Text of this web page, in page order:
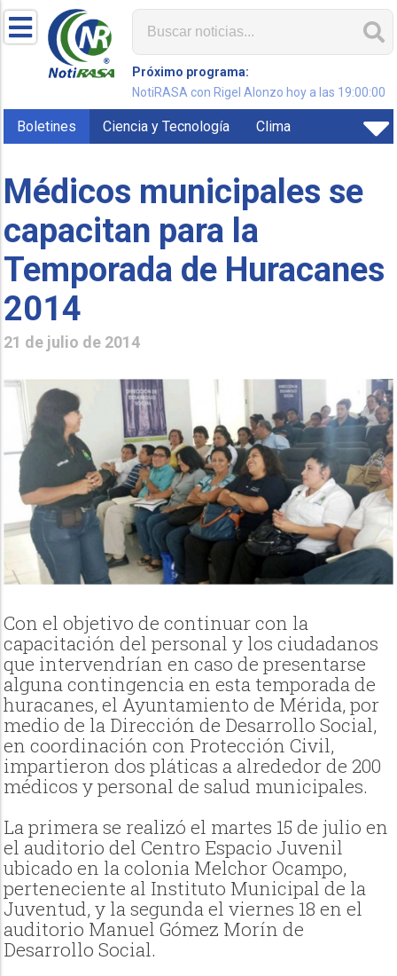
Próximo programa:
NotiRASA con Rigel Alonzo hoy a las 19:00:00
Boletines Ciencia y Tecnología Clima
Médicos municipales se
capacitan para la
Temporada de Huracanes
2014
21 de julio de 2014
Con el objetivo de continuar con la
capacitación del personal y los ciudadanos
que intervendrían en caso de presentarse
alguna contingencia en esta temporada de
huracanes, el Ayuntamiento de Mérida, por
medio de la Dirección de Desarrollo Social,
en coordinación con Protección Civil,
impartieron dos pláticas a alrededor de 200
médicos y personal de salud municipales.
La primera se realizó el martes 15 de julio en
el auditorio del Centro Espacio Juvenil
ubicado en la colonia Melchor Ocampo,
perteneciente al Instituto Municipal de la
Juventud, y la segunda el viernes 18 en el
auditorio Manuel Gómez Morín de
Desarrollo Social.